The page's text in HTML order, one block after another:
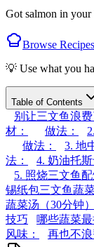
Got salmon in your
Browse Recipes
💡 Use what you
Table of Contents
别让三文鱼浪费
材：
做法：
做法：
3. 地
法：
4. 奶油托
5. 照烧三文鱼配
锡纸包三文鱼蔬
蔬菜汤（30分钟）
技巧
哪些蔬菜最
风味：
再也不